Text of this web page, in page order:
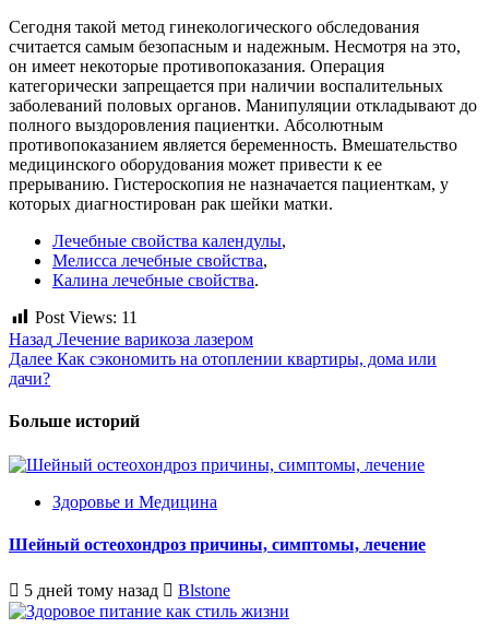
Сегодня такой метод гинекологического обследования
считается самым безопасным и надежным. Несмотря на это,
он имеет некоторые противопоказания. Операция
категорически запрещается при наличии воспалительных
заболеваний половых органов. Манипуляции откладывают до
полного выздоровления пациентки. Абсолютным
противопоказанием является беременность. Вмешательство
медицинского оборудования может привести к ее
прерыванию. Гистероскопия не назначается пациенткам, у
которых диагностирован рак шейки матки.
Лечебные свойства календулы,
Мелисса лечебные свойства,
Калина лечебные свойства.
Post Views: 11
Продолжить
чтение
Назад Лечение варикоза лазером
Далее Как сэкономить на отоплении квартиры, дома или
дачи?
Больше историй
Здоровье и Медицина
Шейный остеохондроз причины, симптомы, лечение
5 дней тому назад Blstone